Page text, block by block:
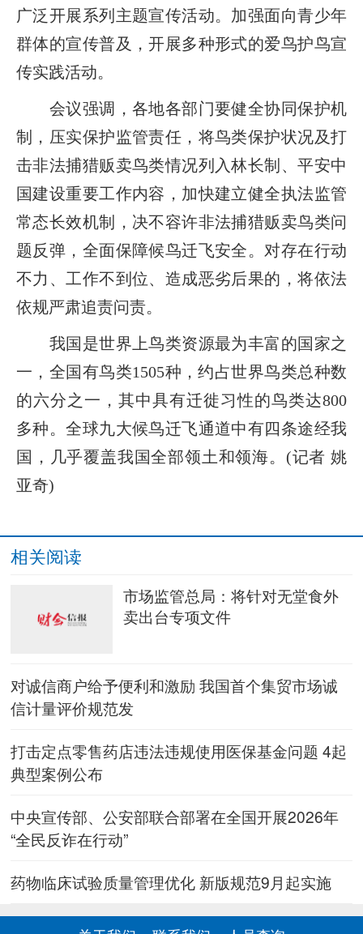
广泛开展系列主题宣传活动。加强面向青少年
群体的宣传普及，开展多种形式的爱鸟护鸟宣
传实践活动。
会议强调，各地各部门要健全协同保护机
制，压实保护监管责任，将鸟类保护状况及打
击非法捕猎贩卖鸟类情况列入林长制、平安中
国建设重要工作内容，加快建立健全执法监管
常态长效机制，决不容许非法捕猎贩卖鸟类问
题反弹，全面保障候鸟迁飞安全。对存在行动
不力、工作不到位、造成恶劣后果的，将依法
依规严肃追责问责。
我国是世界上鸟类资源最为丰富的国家之
一，全国有鸟类1505种，约占世界鸟类总种数
的六分之一，其中具有迁徙习性的鸟类达800
多种。全球九大候鸟迁飞通道中有四条途经我
国，几乎覆盖我国全部领土和领海。(记者 姚
亚奇)
相关阅读
市场监管总局：将针对无堂食外
卖出台专项文件
对诚信商户给予便利和激励 我国首个集贸市场诚
信计量评价规范发
打击定点零售药店违法违规使用医保基金问题 4起
典型案例公布
中央宣传部、公安部联合部署在全国开展2026年
“全民反诈在行动”
药物临床试验质量管理优化 新版规范9月起实施